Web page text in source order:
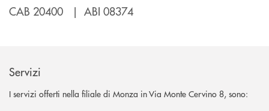
CAB 20400 | ABI 08374
Servizi
I servizi offerti nella filiale di Monza in Via Monte Cervino 8, sono: